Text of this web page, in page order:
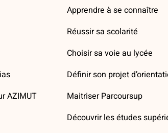
AZIMUT
Apprendre à se connaître
Réussir sa scolarité
Choisir sa voie au lycée
Définir son projet
Maitriser Parcoursup
Découvrir les études